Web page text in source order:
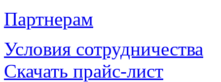
Партнерам
Условия сотрудничества
Скачать прайс-лист